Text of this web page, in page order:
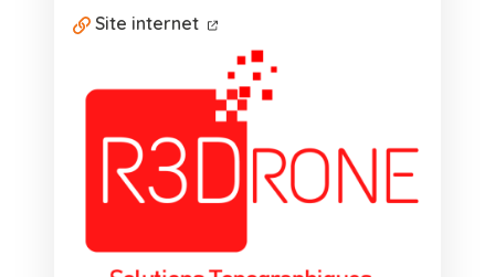
Site internet